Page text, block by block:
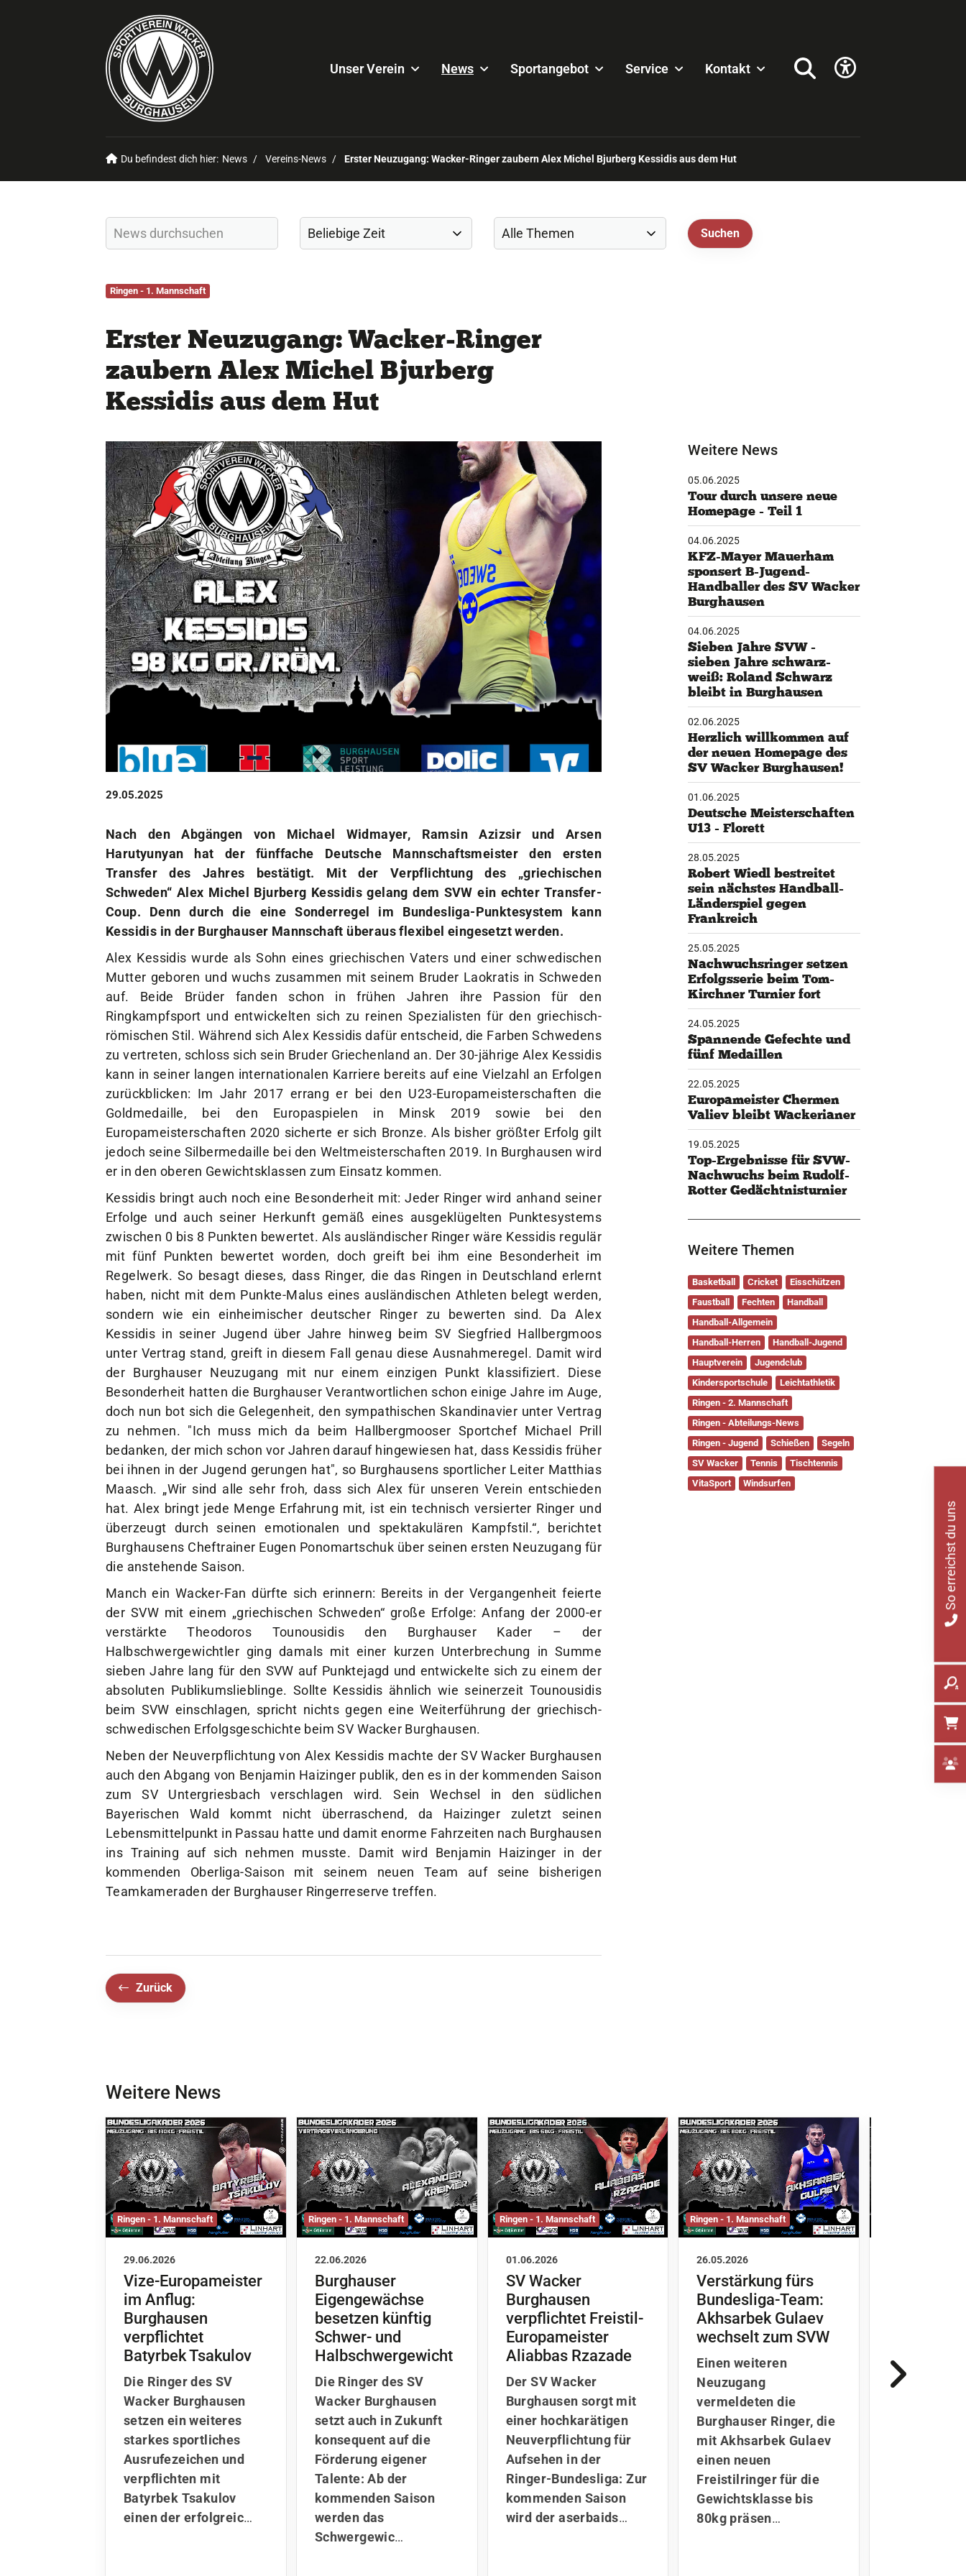
Unser Verein News Sportangebot Service Kontakt
Du befindest dich hier: News Vereins-News Erster Neuzugang: Wacker-Ringer zaubern Alex Michel Bjurberg Kessidis aus dem Hut
Ringen - 1. Mannschaft
Erster Neuzugang: Wacker-Ringer
zaubern Alex Michel Bjurberg
Kessidis aus dem Hut
29.05.2025
Nach den Abgängen von Michael Widmayer, Ramsin Azizsir und Arsen
Harutyunyan hat der fünffache Deutsche Mannschaftsmeister den ersten
Transfer des Jahres bestätigt. Mit der Verpflichtung des „griechischen
Schweden“ Alex Michel Bjurberg Kessidis gelang dem SVW ein echter Transfer-
Coup. Denn durch die eine Sonderregel im Bundesliga-Punktesystem kann
Kessidis in der Burghauser Mannschaft überaus flexibel eingesetzt werden.
Alex Kessidis wurde als Sohn eines griechischen Vaters und einer schwedischen
Mutter geboren und wuchs zusammen mit seinem Bruder Laokratis in Schweden
auf. Beide Brüder fanden schon in frühen Jahren ihre Passion für den
Ringkampfsport und entwickelten sich zu reinen Spezialisten für den griechisch-
römischen Stil. Während sich Alex Kessidis dafür entscheid, die Farben Schwedens
zu vertreten, schloss sich sein Bruder Griechenland an. Der 30-jährige Alex Kessidis
kann in seiner langen internationalen Karriere bereits auf eine Vielzahl an Erfolgen
zurückblicken: Im Jahr 2017 errang er bei den U23-Europameisterschaften die
Goldmedaille, bei den Europaspielen in Minsk 2019 sowie bei den
Europameisterschaften 2020 sicherte er sich Bronze. Als bisher größter Erfolg gilt
jedoch seine Silbermedaille bei den Weltmeisterschaften 2019. In Burghausen wird
er in den oberen Gewichtsklassen zum Einsatz kommen.
Kessidis bringt auch noch eine Besonderheit mit: Jeder Ringer wird anhand seiner
Erfolge und auch seiner Herkunft gemäß eines ausgeklügelten Punktesystems
zwischen 0 bis 8 Punkten bewertet. Als ausländischer Ringer wäre Kessidis regulär
mit fünf Punkten bewertet worden, doch greift bei ihm eine Besonderheit im
Regelwerk. So besagt dieses, dass Ringer, die das Ringen in Deutschland erlernt
haben, nicht mit dem Punkte-Malus eines ausländischen Athleten belegt werden,
sondern wie ein einheimischer deutscher Ringer zu bewerten sind. Da Alex
Kessidis in seiner Jugend über Jahre hinweg beim SV Siegfried Hallbergmoos
unter Vertrag stand, greift in diesem Fall genau diese Ausnahmeregel. Damit wird
der Burghauser Neuzugang mit nur einem einzigen Punkt klassifiziert. Diese
Besonderheit hatten die Burghauser Verantwortlichen schon einige Jahre im Auge,
doch nun bot sich die Gelegenheit, den sympathischen Skandinavier unter Vertrag
zu nehmen. "Ich muss mich da beim Hallbergmooser Sportchef Michael Prill
bedanken, der mich schon vor Jahren darauf hingewiesen hat, dass Kessidis früher
bei ihnen in der Jugend gerungen hat", so Burghausens sportlicher Leiter Matthias
Maasch. „Wir sind alle sehr froh, dass sich Alex für unseren Verein entschieden
hat. Alex bringt jede Menge Erfahrung mit, ist ein technisch versierter Ringer und
überzeugt durch seinen emotionalen und spektakulären Kampfstil.“, berichtet
Burghausens Cheftrainer Eugen Ponomartschuk über seinen ersten Neuzugang für
die anstehende Saison.
Manch ein Wacker-Fan dürfte sich erinnern: Bereits in der Vergangenheit feierte
der SVW mit einem „griechischen Schweden“ große Erfolge: Anfang der 2000-er
verstärkte Theodoros Tounousidis den Burghauser Kader – der
Halbschwergewichtler ging damals mit einer kurzen Unterbrechung in Summe
sieben Jahre lang für den SVW auf Punktejagd und entwickelte sich zu einem der
absoluten Publikumslieblinge. Sollte Kessidis ähnlich wie seinerzeit Tounousidis
beim SVW einschlagen, spricht nichts gegen eine Weiterführung der griechisch-
schwedischen Erfolgsgeschichte beim SV Wacker Burghausen.
Neben der Neuverpflichtung von Alex Kessidis machte der SV Wacker Burghausen
auch den Abgang von Benjamin Haizinger publik, den es in der kommenden Saison
zum SV Untergriesbach verschlagen wird. Sein Wechsel in den südlichen
Bayerischen Wald kommt nicht überraschend, da Haizinger zuletzt seinen
Lebensmittelpunkt in Passau hatte und damit enorme Fahrzeiten nach Burghausen
ins Training auf sich nehmen musste. Damit wird Benjamin Haizinger in der
kommenden Oberliga-Saison mit seinem neuen Team auf seine bisherigen
Teamkameraden der Burghauser Ringerreserve treffen.
Zurück
Weitere News
05.06.2025
Tour durch unsere neue
Homepage - Teil 1
04.06.2025
KFZ-Mayer Mauerham
sponsert B-Jugend-
Handballer des SV Wacker
Burghausen
04.06.2025
Sieben Jahre SVW -
sieben Jahre schwarz-
weiß: Roland Schwarz
bleibt in Burghausen
02.06.2025
Herzlich willkommen auf
der neuen Homepage des
SV Wacker Burghausen!
01.06.2025
Deutsche Meisterschaften
U13 - Florett
28.05.2025
Robert Wiedl bestreitet
sein nächstes Handball-
Länderspiel gegen
Frankreich
25.05.2025
Nachwuchsringer setzen
Erfolgsserie beim Tom-
Kirchner Turnier fort
24.05.2025
Spannende Gefechte und
fünf Medaillen
22.05.2025
Europameister Chermen
Valiev bleibt Wackerianer
19.05.2025
Top-Ergebnisse für SVW-
Nachwuchs beim Rudolf-
Rotter Gedächtnisturnier
Weitere Themen
Basketball Cricket
Eisschützen
Faustball
Fechten
Handball
Handball-Allgemein
Handball-Herren
Handball-Jugend
Hauptverein
Jugendclub
Kindersportschule
Leichtathletik
Ringen - 2. Mannschaft
Ringen - Abteilungs-News
Ringen - Jugend
Schießen
Segeln
SV Wacker
Tennis
Tischtennis
VitaSport
Windsurfen
Weitere News
Ringen - 1. Mannschaft
29.06.2026
Vize-Europameister
im Anflug:
Burghausen
verpflichtet
Batyrbek Tsakulov
Die Ringer des SV
Wacker Burghausen
setzen ein weiteres
starkes sportliches
Ausrufezeichen und
verpflichten mit
Batyrbek Tsakulov
einen der erfolgreic…
Ringen - 1. Mannschaft
22.06.2026
Burghauser
Eigengewächse
besetzen künftig
Schwer- und
Halbschwergewicht
Die Ringer des SV
Wacker Burghausen
setzt auch in Zukunft
konsequent auf die
Förderung eigener
Talente: Ab der
kommenden Saison
werden das
Schwergewic…
Ringen - 1. Mannschaft
01.06.2026
SV Wacker
Burghausen
verpflichtet Freistil-
Europameister
Aliabbas Rzazade
Der SV Wacker
Burghausen sorgt mit
einer hochkarätigen
Neuverpflichtung für
Aufsehen in der
Ringer-Bundesliga: Zur
kommenden Saison
wird der aserbaids…
Ringen - 1. Mannschaft
26.05.2026
Verstärkung fürs
Bundesliga-Team:
Akhsarbek Gulaev
wechselt zum SVW
Einen weiteren
Neuzugang
vermeldeten die
Burghauser Ringer, die
mit Akhsarbek Gulaev
einen neuen
Freistilringer für die
Gewichtsklasse bis
80kg präsen…
treu
So erreichst du uns
Quicklinks
Unser Verein
Der Verein
Das sind wir
Sportstätten
Sportangebote
Sportsuche
Abteilungen
Kindersportschule
Mitglieder-Service
Deine Mitgliedschaft
Downloads